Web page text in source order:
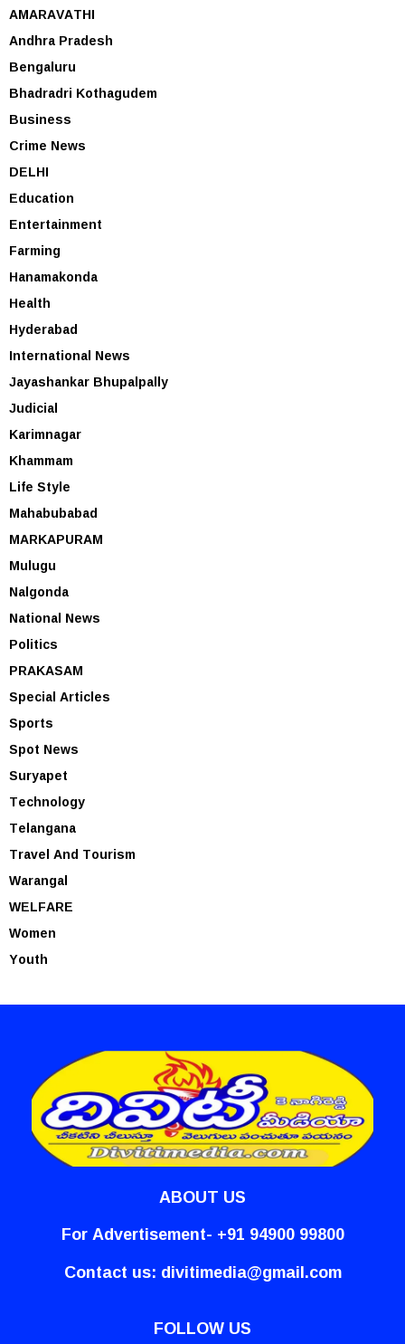
AMARAVATHI
Andhra Pradesh
Bengaluru
Bhadradri Kothagudem
Business
Crime News
DELHI
Education
Entertainment
Farming
Hanamakonda
Health
Hyderabad
International News
Jayashankar Bhupalpally
Judicial
Karimnagar
Khammam
Life Style
Mahabubabad
MARKAPURAM
Mulugu
Nalgonda
National News
Politics
PRAKASAM
Special Articles
Sports
Spot News
Suryapet
Technology
Telangana
Travel And Tourism
Warangal
WELFARE
Women
Youth
ABOUT US
For Advertisement- +91 94900 99800
Contact us: divitimedia@gmail.com
FOLLOW US